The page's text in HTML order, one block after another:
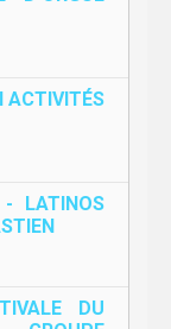
ACTIVITÉS
LATINOS
DU